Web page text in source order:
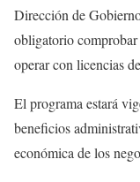
Dirección de
obligatorio comprobar
operar con licencias
El programa estará
beneficios
económica de los